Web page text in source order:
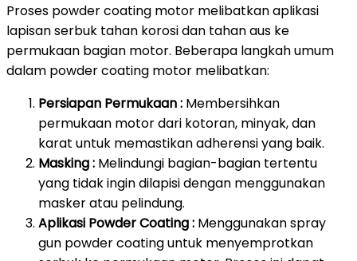
Proses powder coating motor melibatkan aplikasi
lapisan serbuk tahan korosi dan tahan aus ke
permukaan bagian motor. Beberapa langkah umum
dalam powder coating motor melibatkan:
Persiapan Permukaan : Membersihkan
permukaan motor dari kotoran, minyak, dan
karat untuk memastikan adherensi yang baik.
Masking : Melindungi bagian-bagian tertentu
yang tidak ingin dilapisi dengan menggunakan
masker atau pelindung.
Aplikasi Powder Coating : Menggunakan spray
gun powder coating untuk menyemprotkan